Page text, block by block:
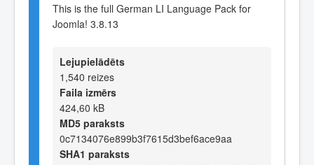
This is the full German LI Language Pack for
Joomla! 3.8.13
Lejupielādēts
1,540 reizes
Faila izmērs
424,60 kB
MD5 paraksts
0c7134076e899b3f7615d3bef6ace9aa
SHA1 paraksts